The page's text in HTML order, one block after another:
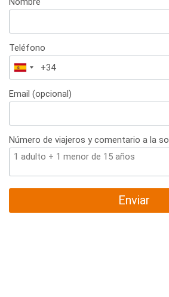
Teléfono
España
+34
Email (opcional)
Número de viajeros y comentario a la
Enviar